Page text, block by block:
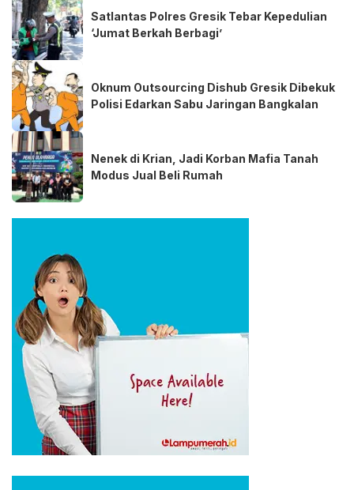
Satlantas Polres Gresik Tebar Kepedulian
‘Jumat Berkah Berbagi’
Oknum Outsourcing Dishub Gresik Dibekuk
Polisi Edarkan Sabu Jaringan Bangkalan
Nenek di Krian, Jadi Korban Mafia Tanah
Modus Jual Beli Rumah